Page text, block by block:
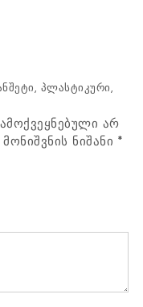
პლასტიკური,
არ
ნიშანი *